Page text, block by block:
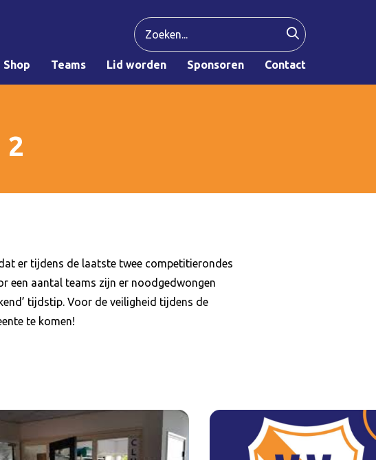
Shop Teams Lid worden Sponsoren Contact
2
er tijdens de laatste twee competitierondes
een aantal teams zijn er noodgedwongen
tijdstip. Voor de veiligheid tijdens de
te komen!